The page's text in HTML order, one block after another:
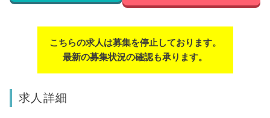
こちらの求人は募集を停止しております。
最新の募集状況の確認も承ります。
求人詳細